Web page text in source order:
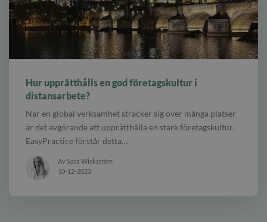
Hur upprätthålls en god företagskultur i
distansarbete?
När en global verksamhet sträcker sig över många platser
är det avgörande att upprätthålla en stark företagskultur.
EasyPractice förstår detta…
Av Sara Wickström
10-12-2023